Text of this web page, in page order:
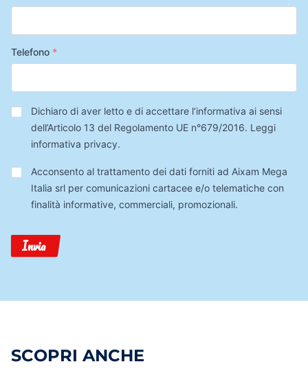
Telefono *
Privacy*
Dichiaro di aver letto e di accettare l’informativa ai sensi
dell’Articolo 13 del Regolamento UE n°679/2016. Leggi
informativa privacy.
Trattamento
Dati
Acconsento al trattamento dei dati forniti ad Aixam Mega
Italia srl per comunicazioni cartacee e/o telematiche con
finalità informative, commerciali, promozionali.
Invia
SCOPRI ANCHE